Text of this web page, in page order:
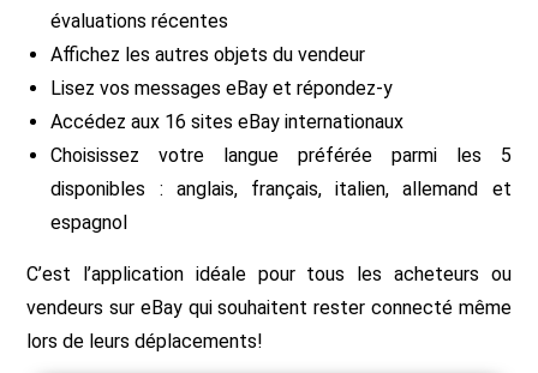
évaluations récentes
Affichez les autres objets du vendeur
Lisez vos messages eBay et répondez-y
Accédez aux 16 sites eBay internationaux
Choisissez votre langue préférée parmi les 5
disponibles : anglais, français, italien, allemand et
espagnol
C’est l’application idéale pour tous les acheteurs ou
vendeurs sur eBay qui souhaitent rester connecté même
lors de leurs déplacements!